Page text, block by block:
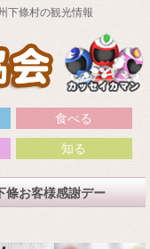
下條村の観光情報
食べる
知る
條お客様感謝デー